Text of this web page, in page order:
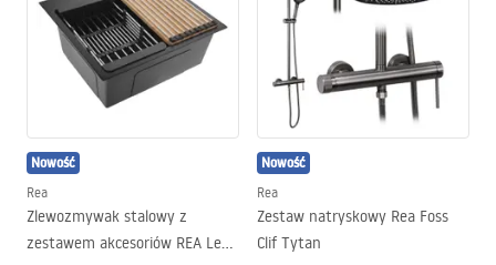
Nowość
Rea
Zlewozmywak stalowy z
zestawem akcesoriów REA Leo
Nowość
Rea
Zestaw natryskowy Rea Foss
Clif Tytan